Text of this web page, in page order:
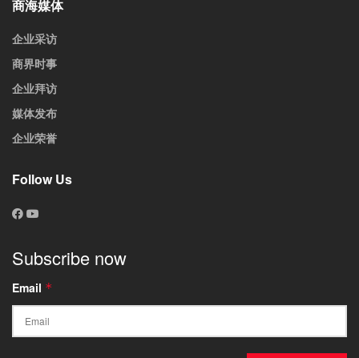
商海媒体
企业采访
商界时事
企业拜访
媒体发布
企业荣誉
Follow Us
Subscribe now
Email *